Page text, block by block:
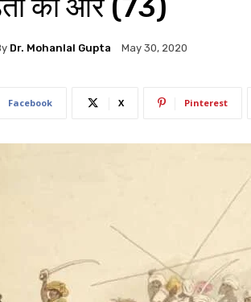
की ओर (73)
Dr. Mohanlal Gupta May 30, 2020
Facebook X Pinterest